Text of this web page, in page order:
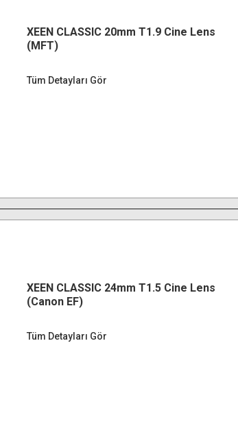
XEEN CLASSIC 20mm T1.9 Cine Lens
(MFT)
Tüm Detayları Gör
XEEN CLASSIC 24mm T1.5 Cine Lens
(Canon EF)
Tüm Detayları Gör